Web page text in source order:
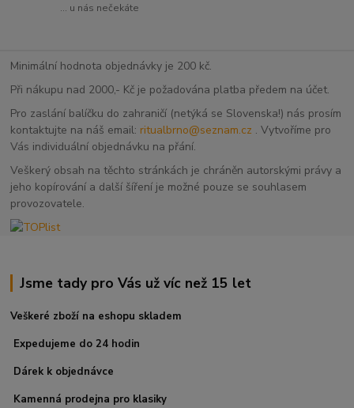
... u nás nečekáte
Minimální hodnota objednávky je 200 kč.
Při nákupu nad 2000,- Kč je požadována platba předem na účet.
Pro zaslání balíčku do zahraničí (netýká se Slovenska!) nás prosím
kontaktujte na náš email: ritualbrno@seznam.cz . Vytvoříme pro
Vás individuální objednávku na přání.
Veškerý obsah na těchto stránkách je chráněn autorskými právy a
jeho kopírování a další šíření je možné pouze se souhlasem
provozovatele.
Jsme tady pro Vás už víc než 15 let
Veškeré zboží na eshopu skladem
Expedujeme do 24 hodin
Dárek k objednávce
Kamenná prodejna pro klasiky